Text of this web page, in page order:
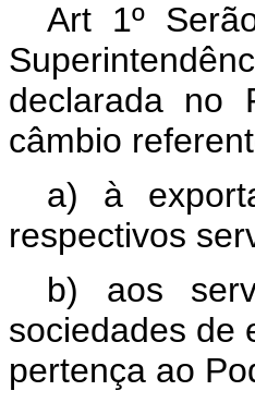
Art 1º
declarada no
câmbio
a) à
respectivos
b) aos
sociedades de
pertença ao